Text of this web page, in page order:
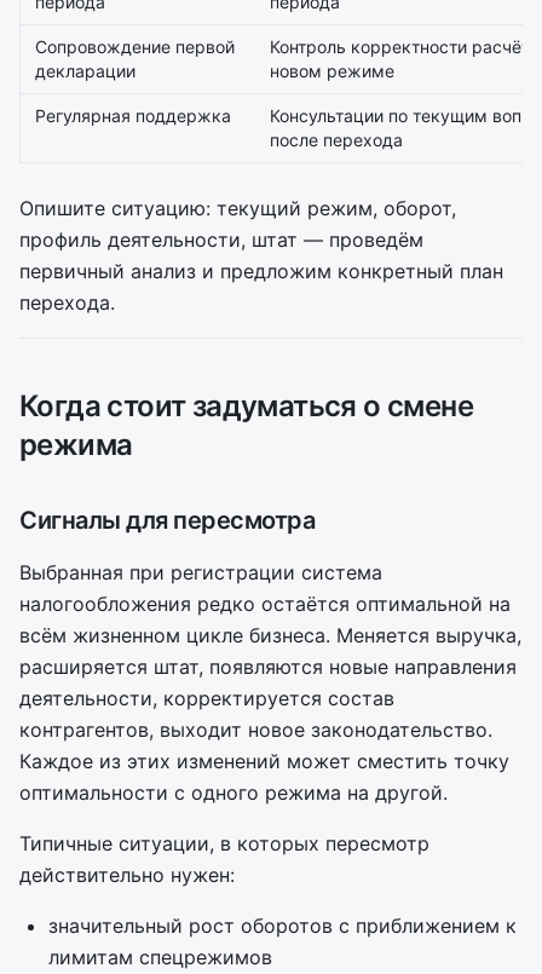
Сопровождение первой
декларации
Контроль корректности
новом режиме
Регулярная поддержка
Консультации по текущим
после перехода
Опишите ситуацию: текущий режим, оборот,
профиль деятельности, штат — проведём
первичный анализ и предложим конкретный план
перехода.
Когда стоит задуматься о смене
режима
Сигналы для пересмотра
Выбранная при регистрации система
налогообложения редко остаётся оптимальной на
всём жизненном цикле бизнеса. Меняется выручка,
расширяется штат, появляются новые направления
деятельности, корректируется состав
контрагентов, выходит новое законодательство.
Каждое из этих изменений может сместить точку
оптимальности с одного режима на другой.
Типичные ситуации, в которых пересмотр
действительно нужен:
значительный рост оборотов с приближением к
лимитам спецрежимов